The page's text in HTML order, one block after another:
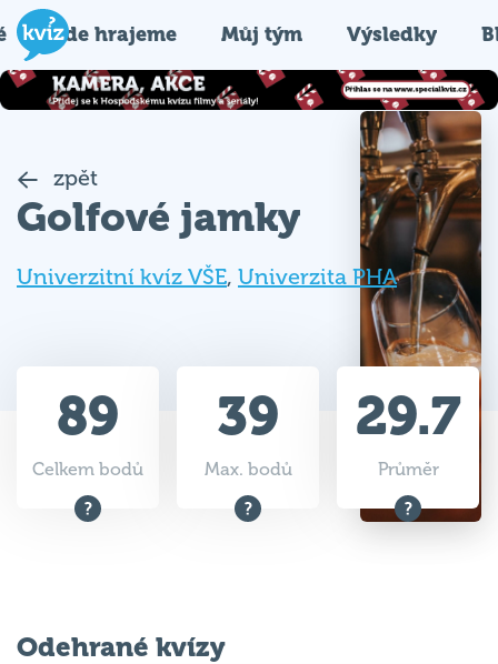
Kde hrajeme Můj tým Výsledky
zpět
Golfové jamky
Univerzitní kvíz VŠE, Univerzita PHA
89
Celkem bodů
39
Max. bodů
29.7
Průměr
Odehrané kvízy